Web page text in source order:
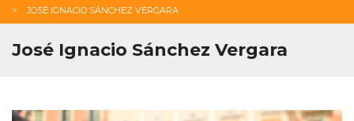
JOSÉ IGNACIO SÁNCHEZ VERGARA
José Ignacio Sánchez Vergara